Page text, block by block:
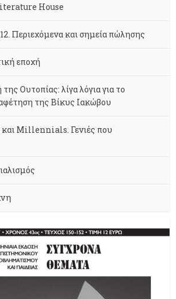
House
Περιεχόμενα και σημεία πώλησης
εποχή
της Ουτοπίας: λίγα λόγια για το
της Βίκυς Ιακώβου
Millennials. Γενιές που